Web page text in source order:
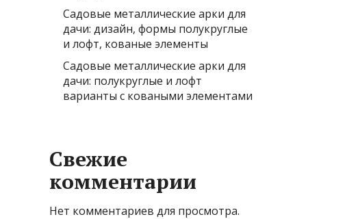
Садовые металлические арки для
дачи: дизайн, формы полукруглые
и лофт, кованые элементы
Садовые металлические арки для
дачи: полукруглые и лофт
варианты с коваными элементами
Свежие
комментарии
Нет комментариев для просмотра.